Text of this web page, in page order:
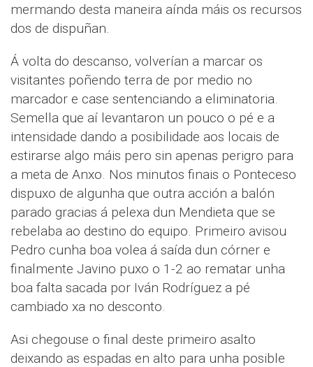
mermando desta maneira aínda máis os recursos
dos de dispuñan.
Á volta do descanso, volverían a marcar os
visitantes poñendo terra de por medio no
marcador e case sentenciando a eliminatoria.
Semella que aí levantaron un pouco o pé e a
intensidade dando a posibilidade aos locais de
estirarse algo máis pero sin apenas perigro para
a meta de Anxo. Nos minutos finais o Ponteceso
dispuxo de algunha que outra acción a balón
parado gracias á pelexa dun Mendieta que se
rebelaba ao destino do equipo. Primeiro avisou
Pedro cunha boa volea á saída dun córner e
finalmente Javino puxo o 1-2 ao rematar unha
boa falta sacada por Iván Rodríguez a pé
cambiado xa no desconto.
Asi chegouse o final deste primeiro asalto
deixando as espadas en alto para unha posible